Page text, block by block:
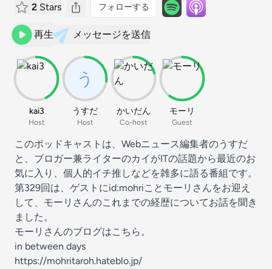
2 Stars フォローする
再生 メッセージを送信
kai3
Host
うすだ
Host
かいだん
Co-host
モーリ
Guest
このポッドキャストは、Webニュース編集者のうすだ
と、ブロガー兼ライターのカイがITの話題から最近のお
気に入り、個人的イチ推しなどを雑多に語る番組です。
第329回は、ゲストにid:mohriことモーリさんをお迎え
して、モーリさんのこれまでの経歴についてお話を聞き
ました。
モーリさんのブログはこちら。
in between days
https://mohritaroh.hateblo.jp/